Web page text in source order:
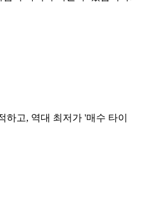
하고, 역대 최저가 '매수 타이